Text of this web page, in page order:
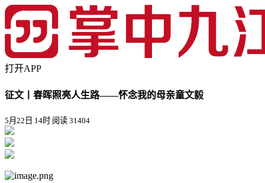
打开APP
征文丨春晖照亮人生路——怀念我的母亲童文毅
5月22日 14时 阅读 31404